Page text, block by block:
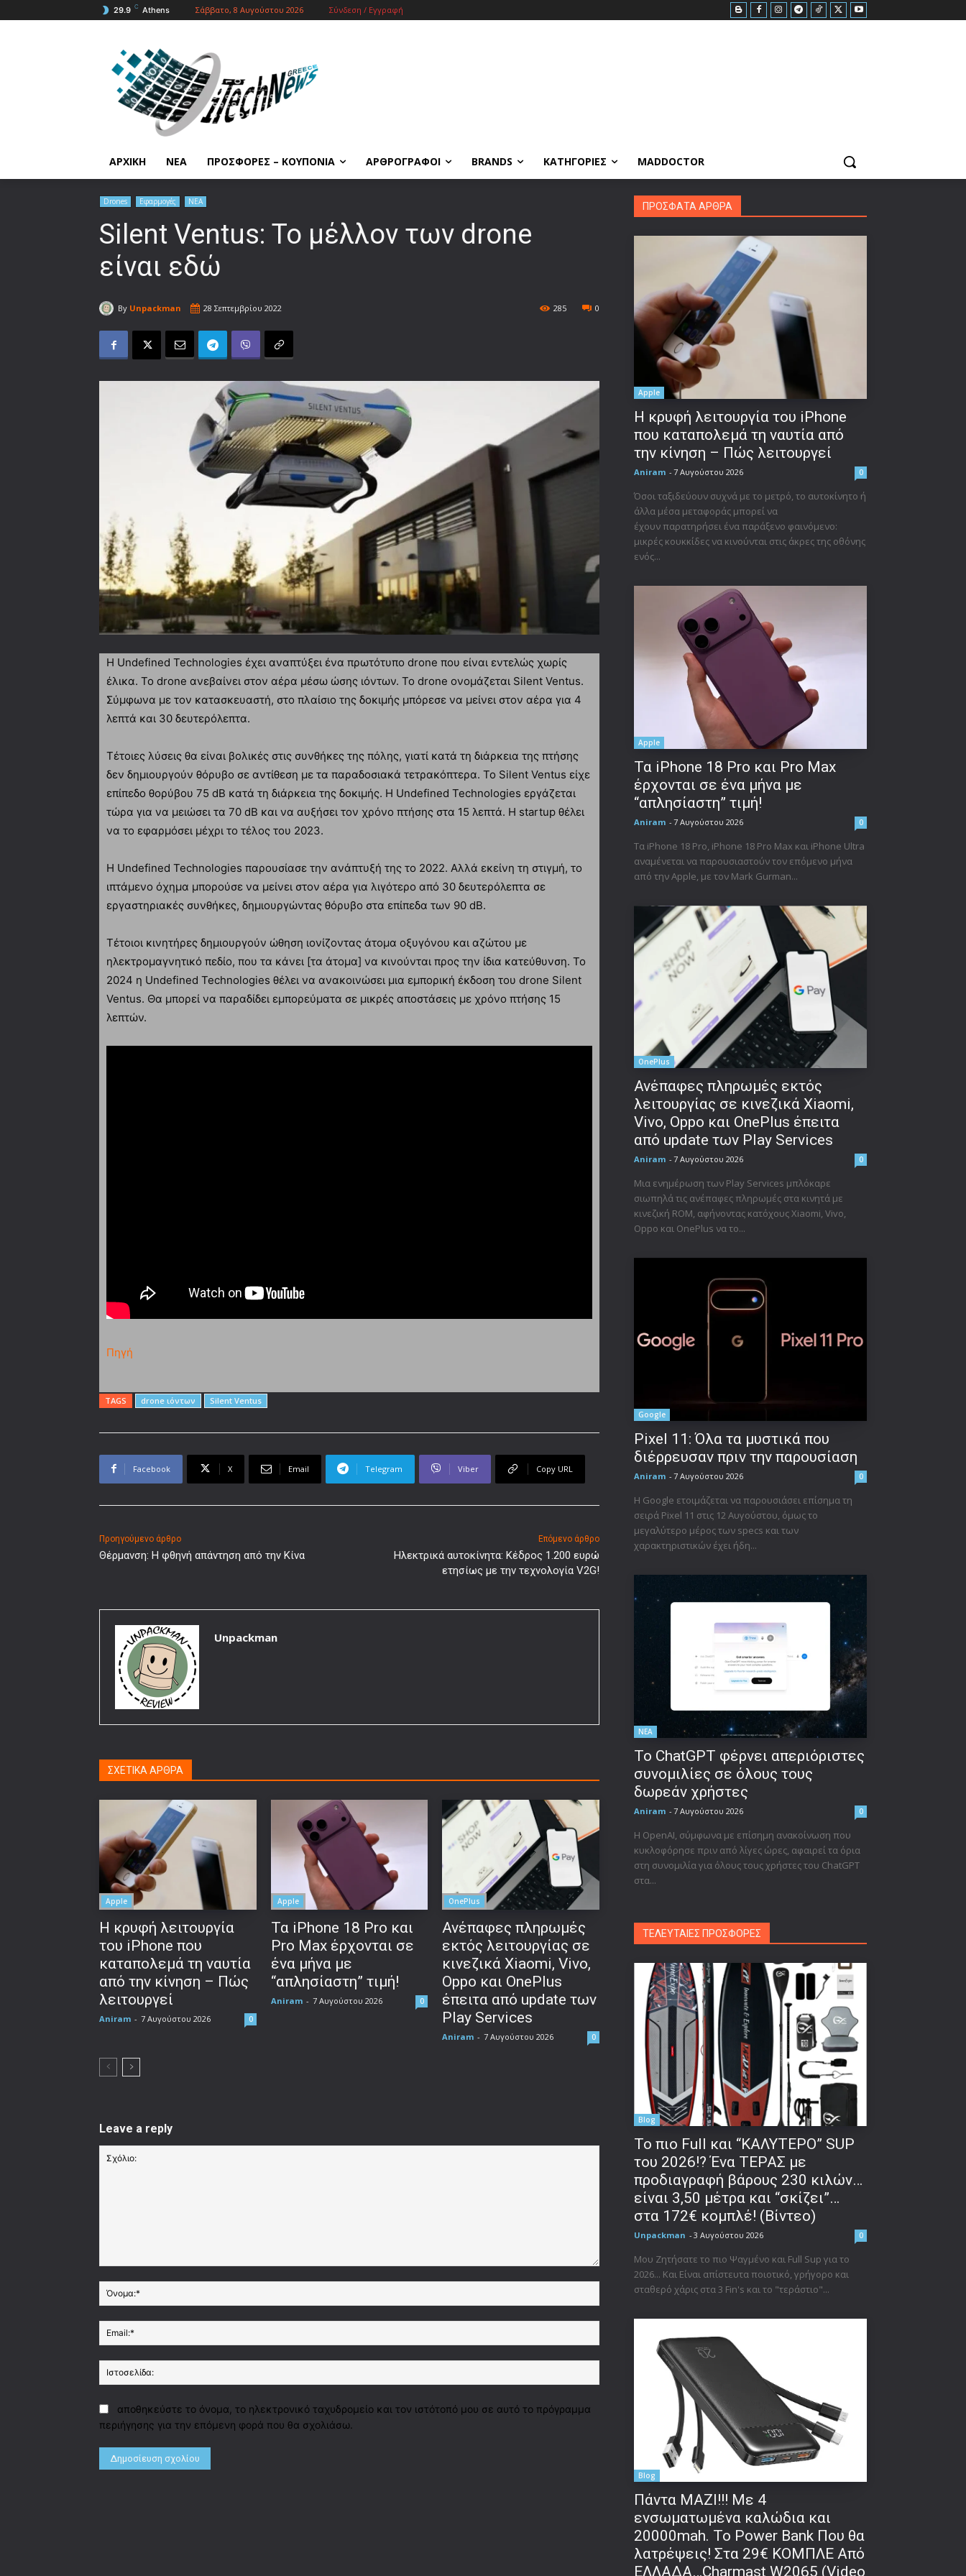
29.9 C Athens Σάββατο, 8 Αυγούστου 2026 Σύνδεση / Εγγραφή
ΑΡΧΙΚΗ ΝΕΑ ΠΡΟΣΦΟΡΕΣ – ΚΟΥΠΟΝΙΑ ΑΡΘΡΟΓΡΑΦΟΙ BRANDS ΚΑΤΗΓΟΡΙΕΣ MADDOCTOR
Drones Εφαρμογές ΝΕΑ
Silent Ventus: Το μέλλον των drone
είναι εδώ
By Unpackman 28 Σεπτεμβρίου 2022 0
285
Η Undefined Technologies έχει αναπτύξει ένα πρωτότυπο drone που είναι εντελώς χωρίς
έλικα. Το drone ανεβαίνει στον αέρα μέσω ώσης ιόντων. Το drone ονομάζεται Silent Ventus.
Σύμφωνα με τον κατασκευαστή, στο πλαίσιο της δοκιμής μπόρεσε να μείνει στον αέρα για 4
λεπτά και 30 δευτερόλεπτα.
Τέτοιες λύσεις θα είναι βολικές στις συνθήκες της πόλης, γιατί κατά τη διάρκεια της πτήσης
δεν δημιουργούν θόρυβο σε αντίθεση με τα παραδοσιακά τετρακόπτερα. Το Silent Ventus είχε
επίπεδο θορύβου 75 dB κατά τη διάρκεια της δοκιμής. Η Undefined Technologies εργάζεται
τώρα για να μειώσει τα 70 dB και να αυξήσει τον χρόνο πτήσης στα 15 λεπτά. Η startup θέλει
να το εφαρμόσει μέχρι το τέλος του 2023.
Η Undefined Technologies παρουσίασε την ανάπτυξή της το 2022. Αλλά εκείνη τη στιγμή, το
ιπτάμενο όχημα μπορούσε να μείνει στον αέρα για λιγότερο από 30 δευτερόλεπτα σε
εργαστηριακές συνθήκες, δημιουργώντας θόρυβο στα επίπεδα των 90 dB.
Τέτοιοι κινητήρες δημιουργούν ώθηση ιονίζοντας άτομα οξυγόνου και αζώτου με
ηλεκτρομαγνητικό πεδίο, που τα κάνει [τα άτομα] να κινούνται προς την ίδια κατεύθυνση. Το
2024 η Undefined Technologies θέλει να ανακοινώσει μια εμπορική έκδοση του drone Silent
Ventus. Θα μπορεί να παραδίδει εμπορεύματα σε μικρές αποστάσεις με χρόνο πτήσης 15
λεπτών.
Πηγή
TAGS drone ιόντων Silent Ventus
Facebook X Email Telegram Viber Copy URL
Προηγούμενο άρθρο
Θέρμανση: Η φθηνή απάντηση από την Κίνα
Επόμενο άρθρο
Ηλεκτρικά αυτοκίνητα: Κέδρος 1.200 ευρώ
ετησίως με την τεχνολογία V2G!
Unpackman
ΣΧΕΤΙΚΑ ΑΡΘΡΑ
Apple
Η κρυφή λειτουργία
του iPhone που
καταπολεμά τη ναυτία
από την κίνηση – Πώς
λειτουργεί
Aniram - 7 Αυγούστου 2026 0
Apple
Τα iPhone 18 Pro και
Pro Max έρχονται σε
ένα μήνα με
“απλησίαστη” τιμή!
Aniram - 7 Αυγούστου 2026 0
OnePlus
Ανέπαφες πληρωμές
εκτός λειτουργίας σε
κινεζικά Xiaomi, Vivo,
Oppo και OnePlus
έπειτα από update των
Play Services
Aniram - 7 Αυγούστου 2026 0
Leave a reply
Όνομα:*
αποθηκεύστε το όνομα, το ηλεκτρονικό ταχυδρομείο και τον ιστότοπό μου σε αυτό το πρόγραμμα
περιήγησης για την επόμενη φορά που θα σχολιάσω.
ΠΡΟΣΦΑΤΑ ΑΡΘΡΑ
Apple
Η κρυφή λειτουργία του iPhone
που καταπολεμά τη ναυτία από
την κίνηση – Πώς λειτουργεί
Aniram - 7 Αυγούστου 2026 0
Όσοι ταξιδεύουν συχνά με το μετρό, το αυτοκίνητο ή
άλλα μέσα μεταφοράς μπορεί να
έχουν παρατηρήσει ένα παράξενο φαινόμενο:
μικρές κουκκίδες να κινούνται στις άκρες της οθόνης
ενός...
Apple
Τα iPhone 18 Pro και Pro Max
έρχονται σε ένα μήνα με
“απλησίαστη” τιμή!
Aniram - 7 Αυγούστου 2026 0
Τα iPhone 18 Pro, iPhone 18 Pro Max και iPhone Ultra
αναμένεται να παρουσιαστούν τον επόμενο μήνα
από την Apple, με τον Mark Gurman...
OnePlus
Ανέπαφες πληρωμές εκτός
λειτουργίας σε κινεζικά Xiaomi,
Vivo, Oppo και OnePlus έπειτα
από update των Play Services
Aniram - 7 Αυγούστου 2026 0
Μια ενημέρωση των Play Services μπλόκαρε
σιωπηλά τις ανέπαφες πληρωμές στα κινητά με
κινεζική ROM, αφήνοντας κατόχους Xiaomi, Vivo,
Oppo και OnePlus να το...
Google
Pixel 11: Όλα τα μυστικά που
διέρρευσαν πριν την παρουσίαση
Aniram - 7 Αυγούστου 2026 0
Η Google ετοιμάζεται να παρουσιάσει επίσημα τη
σειρά Pixel 11 στις 12 Αυγούστου, όμως το
μεγαλύτερο μέρος των specs και των
χαρακτηριστικών έχει ήδη...
ΝΕΑ
Το ChatGPT φέρνει απεριόριστες
συνομιλίες σε όλους τους
δωρεάν χρήστες
Aniram - 7 Αυγούστου 2026 0
Η OpenAI, σύμφωνα με επίσημη ανακοίνωση που
κυκλοφόρησε πριν από λίγες ώρες, αφαιρεί τα όρια
στη συνομιλία για όλους τους χρήστες του ChatGPT
στα...
ΤΕΛΕΥΤΑΙΕΣ ΠΡΟΣΦΟΡΕΣ
Blog
To πιο Full και “ΚΑΛΥΤΕΡΟ” SUP
του 2026!? Ένα ΤΕΡΑΣ με
προδιαγραφή βάρους 230 κιλών…
είναι 3,50 μέτρα και “σκίζει”…
στα 172€ κομπλέ! (Βίντεο)
Unpackman - 3 Αυγούστου 2026 0
Μου Ζητήσατε το πιο Ψαγμένο και Full Sup για το
2026... Και Είναι απίστευτα ποιοτικό, γρήγορο και
σταθερό χάρις στα 3 Fin's και το "τεράστιο"...
Blog
Πάντα ΜΑΖΙ!!! Με 4
ενσωματωμένα καλώδια και
20000mah. Το Power Bank Που θα
λατρέψεις! Στα 29€ ΚΟΜΠΛΕ Από
ΕΛΛΑΔΑ…Charmast W2065 (Video